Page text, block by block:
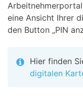
Arbeitnehmerportal
eine Ansicht Ihrer
den Button „PIN
Hier finden
digitalen